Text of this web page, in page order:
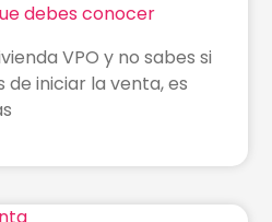
debes conocer
VPO y no sabes si
iniciar la venta, es